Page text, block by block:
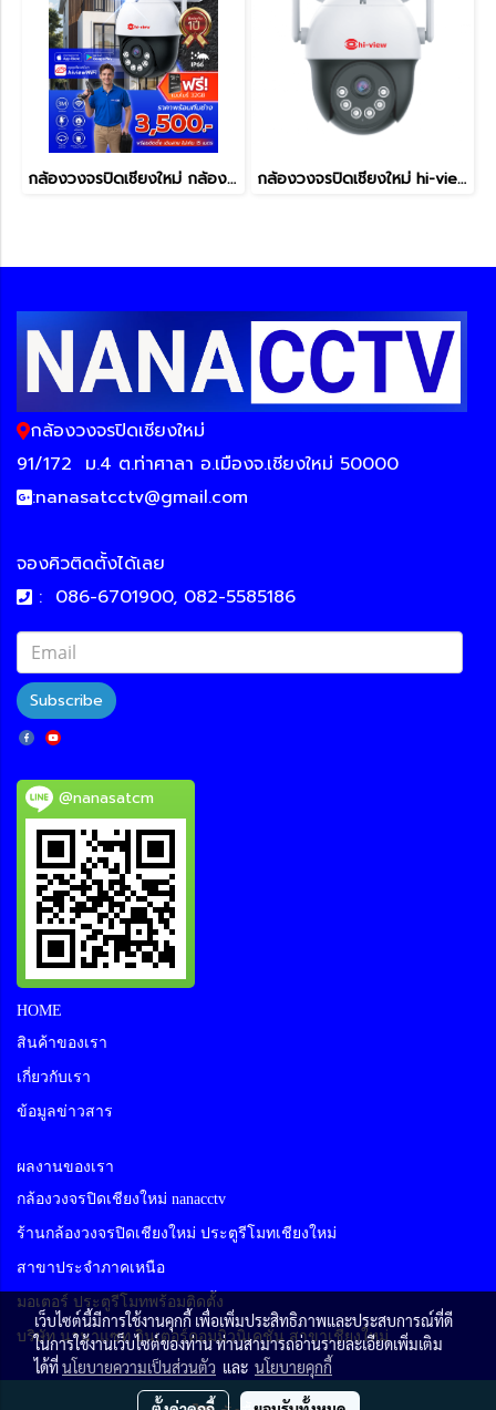
กล้องวงจรปิดเชียงใหม่ กล้องวงจรปิดไร้สาย ภายนอก พร้อมติดตั้ง กล้องวงจรปิดเชียงใหม่ hi-view รุ่น HW-33MPT30W กล้องวงจรปิดไร้สายเชียงใหม่
กล้องวงจรปิดเชียงใหม่
91/172 ม.4 ต.ท่าศาลา อ.เมืองจ.เชียงใหม่ 50000
:nanasatcctv@gmail.com
จองคิวติดตั้งได้เลย
: 086-6701900, 082-5585186
Subscribe
@nanasatcm
HOME
สินค้าของเรา
เกี่ยวกับเรา
ข้อมูลข่าวสาร
ผลงานของเรา
กล้องวงจรปิดเชียงใหม่ nanacctv
ร้านกล้องวงจรปิดเชียงใหม่ ประตูรีโมทเชียงใหม่
สาขาประจำภาคเหนือ
มอเตอร์ ประตูรีโมทพร้อมติดตั้ง
บริษัท นานาแซท อินเตอร์คอมมิวนิเคชั่น สาขาเชียงใหม่
เว็บไซต์นี้มีการใช้งานคุกกี้ เพื่อเพิ่มประสิทธิภาพและประสบการณ์ที่ดี
ในการใช้งานเว็บไซต์ของท่าน ท่านสามารถอ่านรายละเอียดเพิ่มเติม
ได้ที่นโยบายความเป็นส่วนตัว และ นโยบายคุกกี้